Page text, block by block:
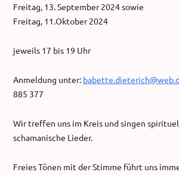
Freitag, 13. September 2024 sowie
Freitag, 11.Oktober 2024
jeweils 17 bis 19 Uhr
Anmeldung unter:
885 377
Wir treffen uns im Kreis und singen
schamanische Lieder.
Freies Tönen mit der Stimme führt uns